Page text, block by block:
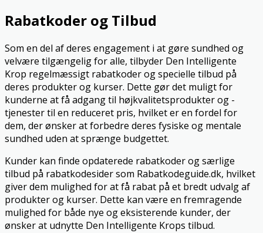
Rabatkoder og Tilbud
Som en del af deres engagement i at gøre sundhed og
velvære tilgængelig for alle, tilbyder Den Intelligente
Krop regelmæssigt rabatkoder og specielle tilbud på
deres produkter og kurser. Dette gør det muligt for
kunderne at få adgang til højkvalitetsprodukter og -
tjenester til en reduceret pris, hvilket er en fordel for
dem, der ønsker at forbedre deres fysiske og mentale
sundhed uden at sprænge budgettet.
Kunder kan finde opdaterede rabatkoder og særlige
tilbud på rabatkodesider som Rabatkodeguide.dk, hvilket
giver dem mulighed for at få rabat på et bredt udvalg af
produkter og kurser. Dette kan være en fremragende
mulighed for både nye og eksisterende kunder, der
ønsker at udnytte Den Intelligente Krops tilbud.